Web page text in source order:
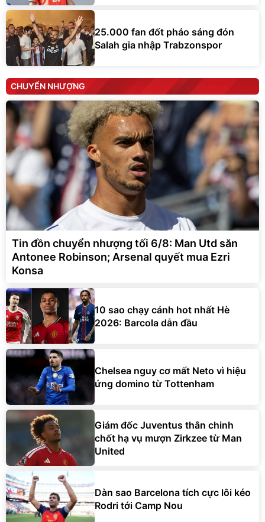
25.000 fan đốt pháo sáng đón
Salah gia nhập Trabzonspor
CHUYỂN NHƯỢNG
Tin đồn chuyển nhượng tối 6/8: Man Utd săn
Antonee Robinson; Arsenal quyết mua Ezri
Konsa
10 sao chạy cánh hot nhất Hè
2026: Barcola dẫn đầu
Chelsea nguy cơ mất Neto vì hiệu
ứng domino từ Tottenham
Giám đốc Juventus thân chinh
chốt hạ vụ mượn Zirkzee từ Man
United
Dàn sao Barcelona tích cực lôi kéo
Rodri tới Camp Nou